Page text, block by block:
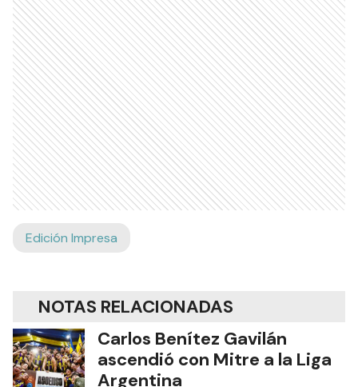
Edición Impresa
NOTAS RELACIONADAS
Carlos Benítez Gavilán
ascendió con Mitre a la Liga
Argentina